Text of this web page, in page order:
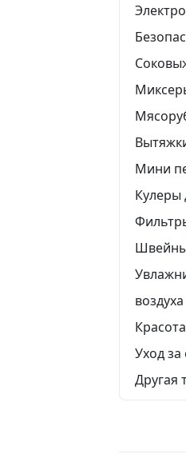
Мини
Кулеры
воздуха
Уход
Другая